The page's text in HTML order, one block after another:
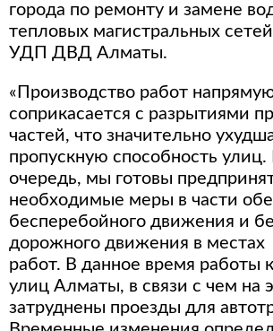
города по ремонту и замене
тепловых магистральных
УДП ДВД Алматы.
«Производство работ
соприкасается с разрытиями
частей, что значительно
пропускную способность
очередь, мы готовы
необходимые меры в части
бесперебойного движения и
дорожного движения в
работ. В данное время работы
улиц Алматы, в связи с чем на
затруднены проезды для